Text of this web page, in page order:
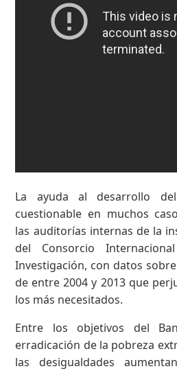
La ayuda al desarrollo
cuestionable en muchos
las auditorías internas de la
del Consorcio
Investigación, con datos
de entre 2004 y 2013 que
los más necesitados.
Entre los objetivos del
erradicación de la pobreza
las desigualdades